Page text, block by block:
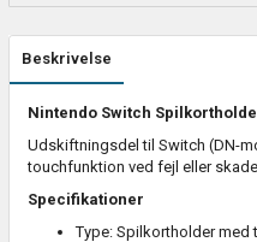
Beskrivelse
Nintendo Switch
Udskiftningsdel til Switch (DN-
touchfunktion ved fejl eller
Specifikationer
Type: Spilkortholder med